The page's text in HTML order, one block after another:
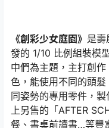
《創彩少女庭園》 是壽
發的 1/10 比例組裝模
中們為主題，主打創
色，能使用不同的頭
同姿勢的專用零件，
上另售的「AFTER
餐、書桌前讀書…等豐